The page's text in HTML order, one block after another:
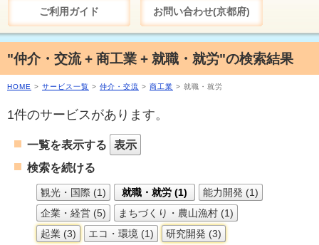
ご利用ガイド お問い合わせ(京都府)
"仲介・交流 + 商工業 + 就職・就労"の検索結果
HOME > サービス一覧 > 仲介・交流 > 商工業 > 就職・就労
1件のサービスがあります。
一覧を表示する
表示
検索を続ける
観光・国際 (1) 就職・就労 (1)
能力開発 (1)
企業・経営 (5)
まちづくり・農山漁村 (1)
起業 (3)
エコ・環境 (1) 研究開発 (3)